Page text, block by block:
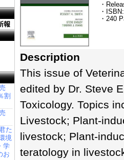
割
た
境
学
お
・
・
・240
Description
This issue of
edited by Dr. Steve
Toxicology. Topics
Livestock; Plant-
livestock; Plant-
teratology in